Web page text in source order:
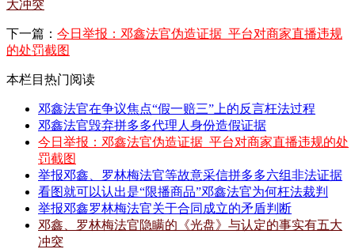
大冲突
下一篇： 今日举报：邓鑫法官伪造证据_平台对商家直播违规
的处罚截图
本栏目热门阅读
邓鑫法官在争议焦点“假一赔三”上的反言枉法过程
邓鑫法官毁弃拼多多代理人身份造假证据
今日举报：邓鑫法官伪造证据_平台对商家直播违规的处
罚截图
举报邓鑫、罗林梅法官等故意采信拼多多六组非法证据
看图就可以认出是“限播商品”邓鑫法官为何枉法裁判
举报邓鑫罗林梅法官关于合同成立的矛盾判断
邓鑫、罗林梅法官隐瞒的《光盘》与认定的事实有五大
冲突